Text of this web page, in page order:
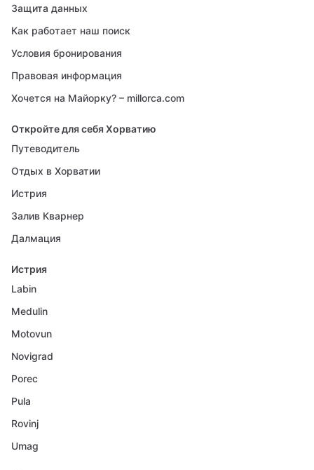
Защита данных
Как работает наш поиск
Условия бронирования
Правовая информация
Хочется на Майорку? – millorca.com
Откройте для себя Хорватию
Путеводитель
Отдых в Хорватии
Истрия
Залив Кварнер
Далмация
Истрия
Labin
Medulin
Motovun
Novigrad
Porec
Pula
Rovinj
Umag